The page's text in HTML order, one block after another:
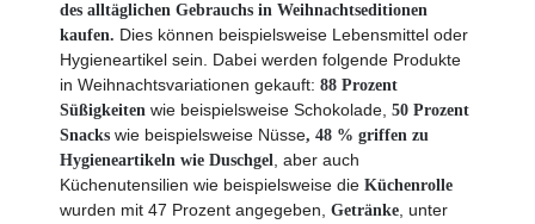
des alltäglichen Gebrauchs in Weihnachtseditionen
kaufen. Dies können beispielsweise Lebensmittel oder
Hygieneartikel sein. Dabei werden folgende Produkte
in Weihnachtsvariationen gekauft: 88 Prozent
Süßigkeitenwie beispielsweise Schokolade, 50 Prozent
Snacks wie beispielsweise Nüsse, 48 % griffen zu
Hygieneartikeln wie Duschgel, aber auch
Küchenutensilien wie beispielsweise die Küchenrolle
wurden mit 47 Prozent angegeben, Getränke, unter